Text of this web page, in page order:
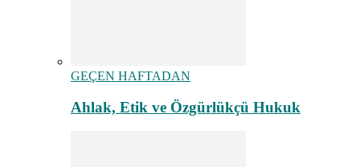
GEÇEN HAFTADAN
Ahlak, Etik ve Özgürlükçü Hukuk